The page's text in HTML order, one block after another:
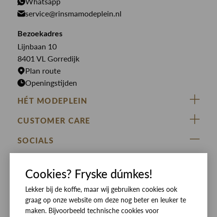
Butcher of Blue
Bekijk alle merken >
Jeans
Jumpsuits
Jurken
Rokken
Overhemden
T-shirts
service@rinsmamodeplein.nl
Bezoekadres
Lijnbaan 10
8401 VL Gorredijk
Plan route
Openingstijden
HÉT MODEPLEIN
ZIJ VAN RINSMA
DE HEEREN VAN RINSMA
RINSMA.CONCEPTS
Eten en drinken
Openingstijden
Werken bij RINSMA
CUSTOMER CARE
Veelgestelde vragen
Retourneren & Ruilen
Betaalmethoden
Bezorgen
Contact
SOCIALS
Cookies? Fryske dúmkes!
Lekker bij de koffie, maar wij gebruiken cookies ook
graag op onze website om deze nog beter en leuker te
maken. Bijvoorbeeld technische cookies voor